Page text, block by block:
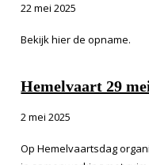
22 mei 2025
Bekijk hier de opname.
Hemelvaart 29
2 mei 2025
Op Hemelvaartsdag